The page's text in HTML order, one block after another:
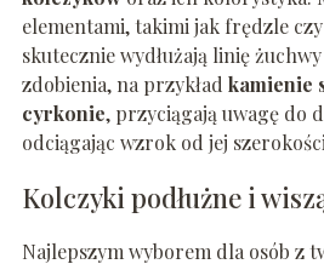
elementami, takimi jak frędzle czy
skutecznie wydłużają linię
zdobienia, na przykład kamienie
cyrkonie, przyciągają uwagę do
odciągając wzrok od jej
Kolczyki podłużne i
Najlepszym wyborem dla osób z